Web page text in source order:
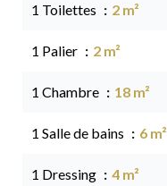
1 Toilettes 2 m²
1 Palier 2 m²
1 Chambre 18 m²
1 Salle de bains 6 m²
1 Dressing 4 m²